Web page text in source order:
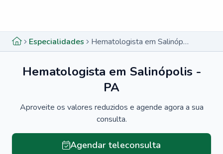
Especialidades Hematologista em Salinópolis - PA
Hematologista em Salinópolis -
PA
Aproveite os valores reduzidos e agende agora a sua
consulta.
Agendar teleconsulta